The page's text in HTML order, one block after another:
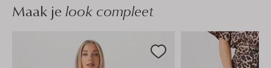
Maak je look compleet